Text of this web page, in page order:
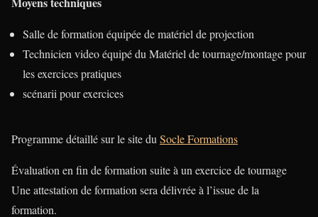
Salle de formation équipée de matériel de projection
Technicien video équipé du Matériel de tournage/montage pour
les exercices pratiques
scénarii pour exercices
Programme détaillé sur le site duSocle Formations
Évaluation en fin de formation suite à un exercice de tournage
Une attestation de formation sera délivrée à l’issue de la
formation.